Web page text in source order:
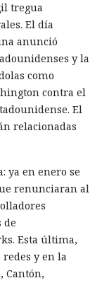
tregua
El día
anunció
y la
como
contra el
El
relacionadas
ya en enero se
renunciaran al
de
Esta última,
y en la
Cantón,